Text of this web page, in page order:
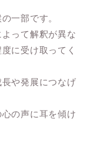
一部です。
って解釈が異な
に受け取ってく
や発展につなげ
の声に耳を傾け